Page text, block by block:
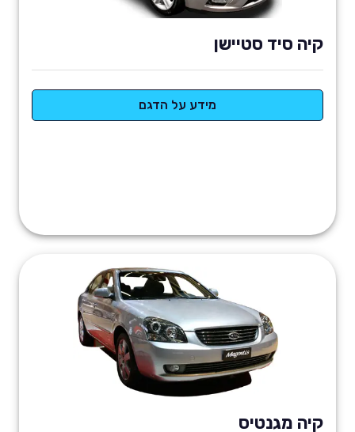
קיה סיד סטיישן
מידע על הדגם
קיה מגנטיס